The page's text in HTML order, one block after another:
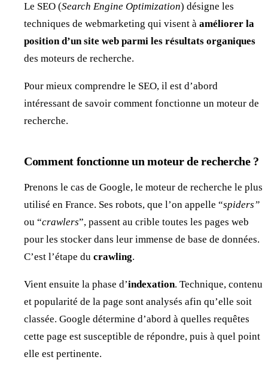
Le SEO (Search Engine Optimization) désigne les
techniques de webmarketing qui visent à améliorer la
position d’un site web parmi les résultats organiques
des moteurs de recherche.
Pour mieux comprendre le SEO, il est d’abord
intéressant de savoir comment fonctionne un moteur de
recherche.
Comment fonctionne un moteur de recherche ?
Prenons le cas de Google, le moteur de recherche le plus
utilisé en France. Ses robots, que l’on appelle “spiders”
ou “crawlers”, passent au crible toutes les pages web
pour les stocker dans leur immense de base de données.
C’est l’étape du crawling.
Vient ensuite la phase d’indexation. Technique, contenu
et popularité de la page sont analysés afin qu’elle soit
classée. Google détermine d’abord à quelles requêtes
cette page est susceptible de répondre, puis à quel point
elle est pertinente.